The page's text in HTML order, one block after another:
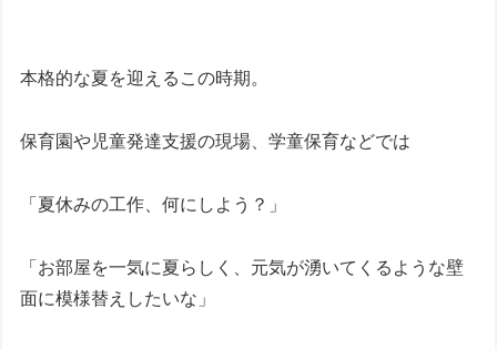
本格的な夏を迎えるこの時期。
保育園や児童発達支援の現場、学童保育などでは
「夏休みの工作、何にしよう？」
「お部屋を一気に夏らしく、元気が湧いてくるような壁
面に模様替えしたいな」